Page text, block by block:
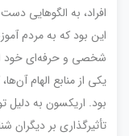
افراد، به الگوهایی
این بود که به مردم
شخصی و حرفه‌ای خود
یکی از منابع الهام
بود. اریکسون به دلیل
تأثیرگذاری بر